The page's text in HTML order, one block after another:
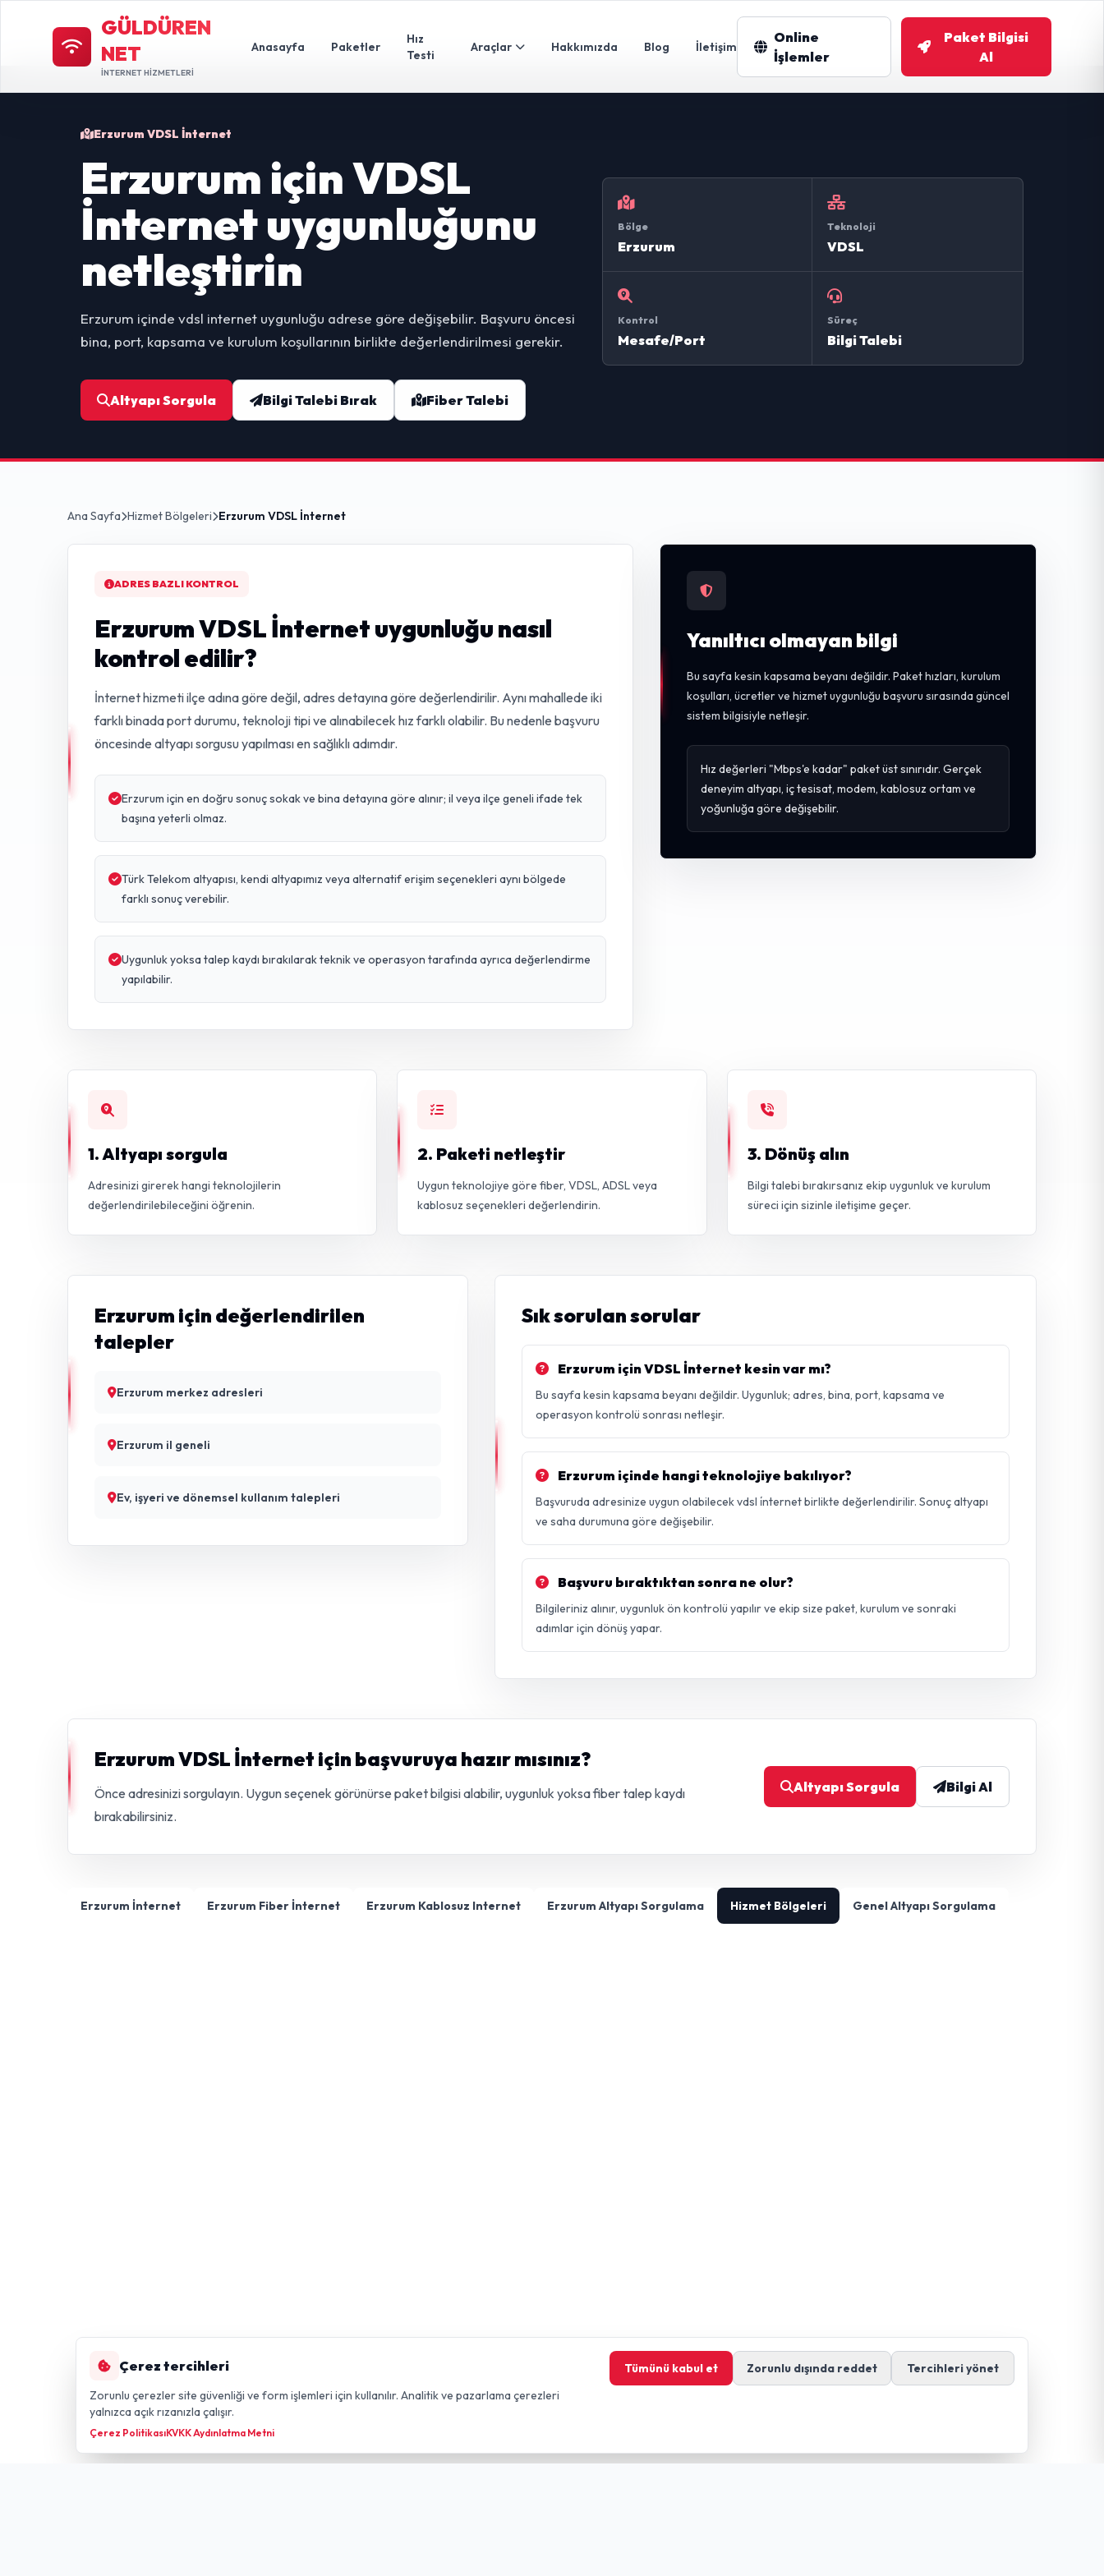
GÜLDÜREN
NET
İNTERNET HİZMETLERİ
Anasayfa Paketler
Hız
Testi
Araçlar Hakkımızda Blog İletişim
Online
İşlemler
Paket Bilgisi
Al
Erzurum VDSL İnternet
Erzurum için VDSL
İnternet uygunluğunu
netleştirin
Erzurum içinde vdsl internet uygunluğu adrese göre değişebilir. Başvuru öncesi
bina, port, kapsama ve kurulum koşullarının birlikte değerlendirilmesi gerekir.
Altyapı Sorgula Bilgi Talebi Bırak Fiber Talebi
Bölge
Erzurum
Teknoloji
VDSL
Kontrol
Mesafe/Port
Süreç
Bilgi Talebi
Ana Sayfa Hizmet Bölgeleri Erzurum VDSL İnternet
ADRES BAZLI KONTROL
Erzurum VDSL İnternet uygunluğu nasıl
kontrol edilir?
İnternet hizmeti ilçe adına göre değil, adres detayına göre değerlendirilir. Aynı mahallede iki
farklı binada port durumu, teknoloji tipi ve alınabilecek hız farklı olabilir. Bu nedenle başvuru
öncesinde altyapı sorgusu yapılması en sağlıklı adımdır.
Erzurum için en doğru sonuç sokak ve bina detayına göre alınır; il veya ilçe geneli ifade tek
başına yeterli olmaz.
Türk Telekom altyapısı, kendi altyapımız veya alternatif erişim seçenekleri aynı bölgede
farklı sonuç verebilir.
Uygunluk yoksa talep kaydı bırakılarak teknik ve operasyon tarafında ayrıca değerlendirme
yapılabilir.
Yanıltıcı olmayan bilgi
Bu sayfa kesin kapsama beyanı değildir. Paket hızları, kurulum
koşulları, ücretler ve hizmet uygunluğu başvuru sırasında güncel
sistem bilgisiyle netleşir.
Hız değerleri "Mbps'e kadar" paket üst sınırıdır. Gerçek
deneyim altyapı, iç tesisat, modem, kablosuz ortam ve
yoğunluğa göre değişebilir.
1. Altyapı sorgula
Adresinizi girerek hangi teknolojilerin
değerlendirilebileceğini öğrenin.
2. Paketi netleştir
Uygun teknolojiye göre fiber, VDSL, ADSL veya
kablosuz seçenekleri değerlendirin.
3. Dönüş alın
Bilgi talebi bırakırsanız ekip uygunluk ve kurulum
süreci için sizinle iletişime geçer.
Erzurum için değerlendirilen
talepler
Erzurum merkez adresleri
Erzurum il geneli
Ev, işyeri ve dönemsel kullanım talepleri
Sık sorulan sorular
Erzurum için VDSL İnternet kesin var mı?
Bu sayfa kesin kapsama beyanı değildir. Uygunluk; adres, bina, port, kapsama ve
operasyon kontrolü sonrası netleşir.
Erzurum içinde hangi teknolojiye bakılıyor?
Başvuruda adresinize uygun olabilecek vdsl i̇nternet birlikte değerlendirilir. Sonuç altyapı
ve saha durumuna göre değişebilir.
Başvuru bıraktıktan sonra ne olur?
Bilgileriniz alınır, uygunluk ön kontrolü yapılır ve ekip size paket, kurulum ve sonraki
adımlar için dönüş yapar.
Erzurum VDSL İnternet için başvuruya hazır mısınız?
Önce adresinizi sorgulayın. Uygun seçenek görünürse paket bilgisi alabilir, uygunluk yoksa fiber talep kaydı
bırakabilirsiniz.
Altyapı Sorgula Bilgi Al
Erzurum İnternet Erzurum Fiber İnternet Erzurum Kablosuz Internet Erzurum Altyapı Sorgulama Hizmet Bölgeleri Genel Altyapı Sorgulama
Çerez tercihleri
Zorunlu çerezler site güvenliği ve form işlemleri için kullanılır. Analitik ve pazarlama çerezleri
yalnızca açık rızanızla çalışır.
Çerez PolitikasıKVKK Aydınlatma Metni
Tümünü kabul et Zorunlu dışında reddet Tercihleri yönet